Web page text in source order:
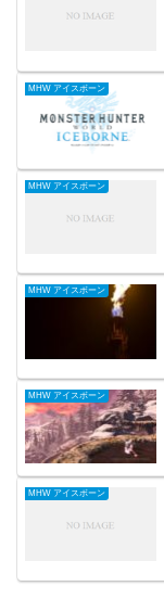
MHW アイスボーン
MHW アイスボーン
MHW アイスボーン
MHW アイスボーン
MHW アイスボーン